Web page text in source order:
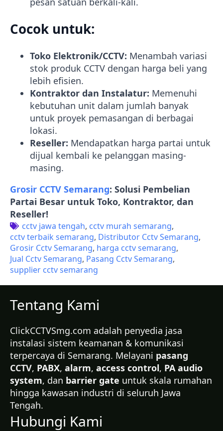
Cocok untuk:
Toko Elektronik/CCTV: Menambah variasi
stok produk CCTV dengan harga beli yang
lebih efisien.
Kontraktor dan Instalatur: Memenuhi
kebutuhan unit dalam jumlah banyak
untuk proyek pemasangan di berbagai
lokasi.
Reseller: Mendapatkan harga partai untuk
dijual kembali ke pelanggan masing-
masing.
Grosir CCTV Semarang: Solusi Pembelian
Partai Besar untuk Toko, Kontraktor, dan
Reseller!
cctv jawa tengah cctv murah semarang
cctv terbaik semarang Distributor Cctv Semarang
Grosir Cctv Semarang harga cctv semarang
Jual Cctv Semarang Pasang Cctv Semarang
supplier cctv semarang
Tentang Kami
ClickCCTVSmg.com adalah penyedia jasa
instalasi sistem keamanan & komunikasi
terpercaya di Semarang. Melayani pasang
CCTV, PABX, alarm, access control, PA audio
system, dan barrier gate untuk skala rumahan
hingga kawasan industri di seluruh Jawa
Tengah.
Hubungi Kami